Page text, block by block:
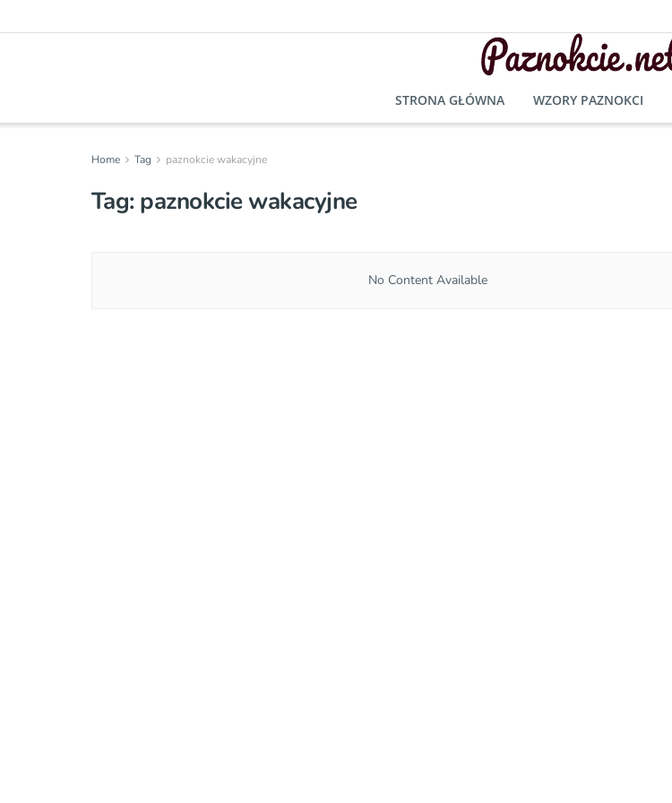
STRONA GŁÓWNA WZORY PAZNOKCI
Home Tag paznokcie wakacyjne
Tag: paznokcie wakacyjne
No Content Available